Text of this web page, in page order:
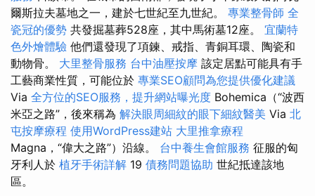
爾斯拉夫墓地之一，建於七世紀至九世紀。 專業整骨師 全
瓷冠的優勢 共發掘墓葬528座，其中馬術墓12座。 宜蘭特
色外燴體驗 他們還發現了項鍊、戒指、青銅耳環、陶瓷和
動物骨。 大里整骨服務 台中油壓按摩 該定居點可能具有手
工藝商業性質，可能位於 專業SEO顧問為您提供優化建議
Via 全方位的SEO服務，提升網站曝光度 Bohemica（“波西
米亞之路”，後來稱為 解決眼周細紋的眼下細紋醫美 Via 北
屯按摩療程 使用WordPress建站 大里推拿療程
Magna，“偉大之路”）沿線。 台中養生會館服務 征服的匈
牙利人於 植牙手術詳解 19 債務問題協助 世紀抵達該地
區。